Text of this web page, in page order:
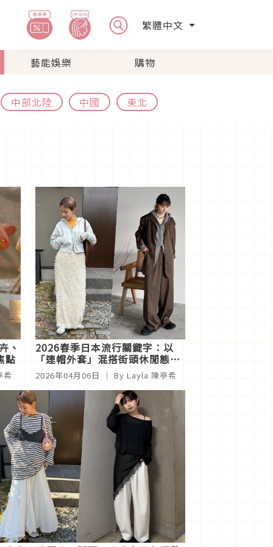
繁體中文
藝能娛樂 購物
中部北陸 中國 東北
、
點
希
2026春季日本流行關鍵字：以
「連帽外套」混搭街頭休閒態
度！
2026年04月06日 ｜ By Layla 陳亭希